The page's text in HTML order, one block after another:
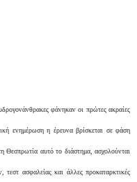
φάνηκαν οι πρώτες ακραίες
ενημέρωση η έρευνα βρίσκεται σε φάση
Θεσπρωτία αυτό το διάστημα, ασχολούνται
ασφαλείας και άλλες προκαταρκτικές